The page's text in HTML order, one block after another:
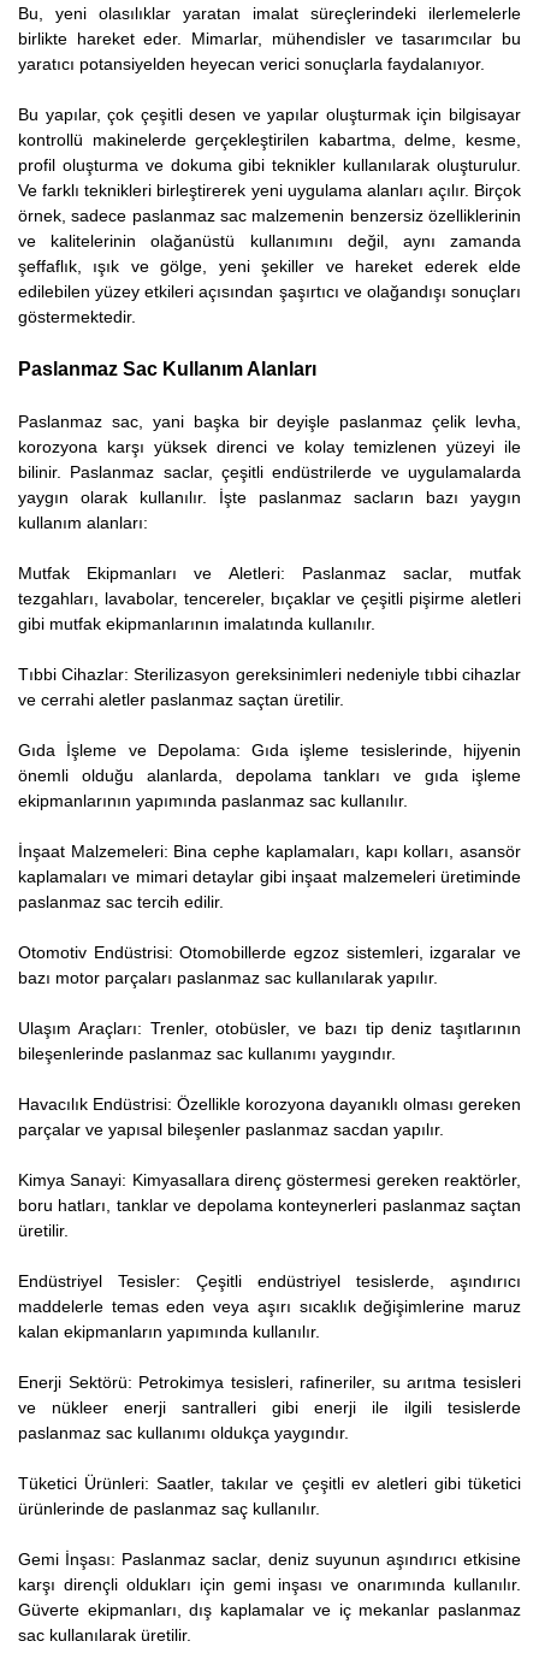
Bu, yeni olasılıklar yaratan imalat süreçlerindeki ilerlemelerle
birlikte hareket eder. Mimarlar, mühendisler ve tasarımcılar bu
yaratıcı potansiyelden heyecan verici sonuçlarla faydalanıyor.
Bu yapılar, çok çeşitli desen ve yapılar oluşturmak için bilgisayar
kontrollü makinelerde gerçekleştirilen kabartma, delme, kesme,
profil oluşturma ve dokuma gibi teknikler kullanılarak oluşturulur.
Ve farklı teknikleri birleştirerek yeni uygulama alanları açılır. Birçok
örnek, sadece paslanmaz sac malzemenin benzersiz özelliklerinin
ve kalitelerinin olağanüstü kullanımını değil, aynı zamanda
şeffaflık, ışık ve gölge, yeni şekiller ve hareket ederek elde
edilebilen yüzey etkileri açısından şaşırtıcı ve olağandışı sonuçları
göstermektedir.
Paslanmaz Sac Kullanım Alanları
Paslanmaz sac, yani başka bir deyişle paslanmaz çelik levha,
korozyona karşı yüksek direnci ve kolay temizlenen yüzeyi ile
bilinir. Paslanmaz saclar, çeşitli endüstrilerde ve uygulamalarda
yaygın olarak kullanılır. İşte paslanmaz sacların bazı yaygın
kullanım alanları:
Mutfak Ekipmanları ve Aletleri: Paslanmaz saclar, mutfak
tezgahları, lavabolar, tencereler, bıçaklar ve çeşitli pişirme aletleri
gibi mutfak ekipmanlarının imalatında kullanılır.
Tıbbi Cihazlar: Sterilizasyon gereksinimleri nedeniyle tıbbi cihazlar
ve cerrahi aletler paslanmaz saçtan üretilir.
Gıda İşleme ve Depolama: Gıda işleme tesislerinde, hijyenin
önemli olduğu alanlarda, depolama tankları ve gıda işleme
ekipmanlarının yapımında paslanmaz sac kullanılır.
İnşaat Malzemeleri: Bina cephe kaplamaları, kapı kolları, asansör
kaplamaları ve mimari detaylar gibi inşaat malzemeleri üretiminde
paslanmaz sac tercih edilir.
Otomotiv Endüstrisi: Otomobillerde egzoz sistemleri, izgaralar ve
bazı motor parçaları paslanmaz sac kullanılarak yapılır.
Ulaşım Araçları: Trenler, otobüsler, ve bazı tip deniz taşıtlarının
bileşenlerinde paslanmaz sac kullanımı yaygındır.
Havacılık Endüstrisi: Özellikle korozyona dayanıklı olması gereken
parçalar ve yapısal bileşenler paslanmaz sacdan yapılır.
Kimya Sanayi: Kimyasallara direnç göstermesi gereken reaktörler,
boru hatları, tanklar ve depolama konteynerleri paslanmaz saçtan
üretilir.
Endüstriyel Tesisler: Çeşitli endüstriyel tesislerde, aşındırıcı
maddelerle temas eden veya aşırı sıcaklık değişimlerine maruz
kalan ekipmanların yapımında kullanılır.
Enerji Sektörü: Petrokimya tesisleri, rafineriler, su arıtma tesisleri
ve nükleer enerji santralleri gibi enerji ile ilgili tesislerde
paslanmaz sac kullanımı oldukça yaygındır.
Tüketici Ürünleri: Saatler, takılar ve çeşitli ev aletleri gibi tüketici
ürünlerinde de paslanmaz saç kullanılır.
Gemi İnşası: Paslanmaz saclar, deniz suyunun aşındırıcı etkisine
karşı dirençli oldukları için gemi inşası ve onarımında kullanılır.
Güverte ekipmanları, dış kaplamalar ve iç mekanlar paslanmaz
sac kullanılarak üretilir.